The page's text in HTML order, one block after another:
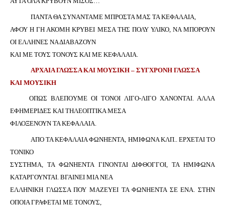
ΠΑΝΤΑ ΘΑ ΣΥΝΑΝΤΑΜΕ ΜΠΡΟΣΤΑ ΜΑΣ ΤΑ ΚΕΦΑΛΑΙΑ,
ΑΦΟΥ Η ΓΗ ΑΚΟΜΗ ΚΡΥΒΕΙ ΜΕΣΑ ΤΗΣ ΠΟΛΥ ΥΛΙΚΟ, ΝΑ ΜΠΟΡΟΥΝ
ΟΙ ΕΛΛΗΝΕΣ ΝΑ ΔΙΑΒΑΖΟΥΝ
ΚΑΙ ΜΕ ΤΟΥΣ ΤΟΝΟΥΣ ΚΑΙ ΜΕ ΚΕΦΑΛΑΙΑ.
ΑΡΧΑΙΑ ΓΛΩΣΣΑ ΚΑΙ ΜΟΥΣΙΚΗ – ΣΥΓΧΡΟΝΗ ΓΛΩΣΣΑ
ΚΑΙ ΜΟΥΣΙΚΗ
ΟΠΩΣ BΛEΠOYME OI TONOIΛΙΓΟ-ΛΙΓΟ ΧΑΝΟΝΤΑΙ. ΑΛΛΑ
ΕΦΗΜΕΡΙΔΕΣ ΚΑΙ ΤΗΛΕΟΠΤΙΚΑ ΜΕΣΑ
ΦΙΛΟΞΕΝΟΥΝ ΤΑ ΚΕΦΑΛΑΙΑ.
ΑΠΟ ΤΑ ΚΕΦΑΛΑΙΑ ΦΩΝΗΕΝΤΑ, ΗΜΙΦΩΝΑ ΚΛΠ.. ΕΡΧΕΤΑΙ ΤΟ
ΤΟΝΙΚΟ
ΣΥΣΤΗΜΑ, ΤΑ ΦΩΝΗΕΝΤΑ ΓΙΝΟΝΤΑΙ ΔΙΦΘΟΓΓΟΙ, ΤΑ ΗΜΙΦΩΝΑ
ΚΑΤΑΡΓΟΥΝΤΑΙ. ΒΓΑΙΝΕΙ ΜΙΑ ΝΕΑ
ΕΛΛΗΝΙΚΗ ΓΛΩΣΣΑ ΠΟΥ ΜΑΖΕΥΕΙ ΤΑ ΦΩΝΗΕΝΤΑ ΣΕ ΕΝΑ. ΣΤΗΝ
ΟΠΟΙΑ ΓΡΑΦΕΤΑΙ ΜΕ ΤΟΝΟΥΣ,